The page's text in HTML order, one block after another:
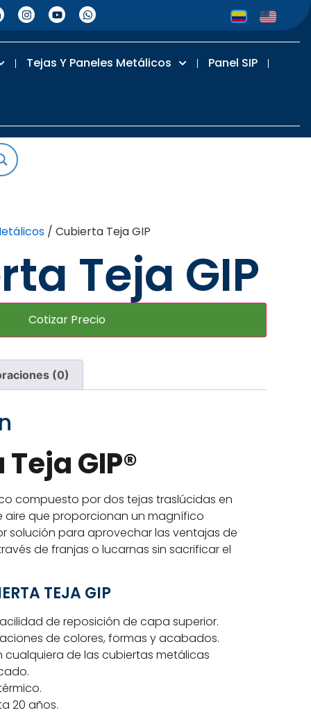
Tejas Y Paneles Metálicos Panel SIP
/ Cubierta Teja GIP
Teja GIP
Cotizar Precio
(0)
GIP®
compuesto por dos tejas traslúcidas en
aire que proporcionan un magnífico
solución para aprovechar las ventajas de
de franjas o lucarnas sin sacrificar el
TEJA GIP
de reposición de capa superior.
de colores, formas y acabados.
de las cubiertas metálicas
20 años.